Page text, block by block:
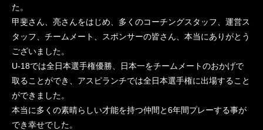
た。
甲斐さん、亮さんをはじめ、多くのコーチングスタッフ、運営ス
タッフ、チームメート、スポンサーの皆さん、本当にありがとう
ございました。
U-18では全日本選手権優勝、日本一をチームメートのおかげで
取ることができ、アスピランチでは全日本選手権に出場すること
ができました。
本当に多くの素晴らしい才能を持つ仲間と6年間プレーする事が
でき幸せでした。